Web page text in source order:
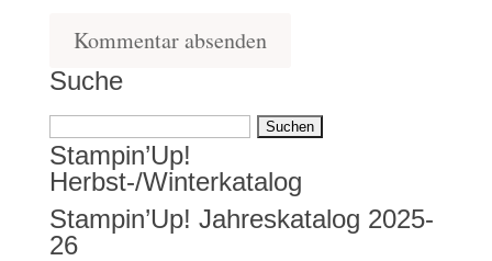
Suche
Suchen
nach:
Stampin’Up!
Herbst-/Winterkatalog
Stampin’Up! Jahreskatalog 2025-
26